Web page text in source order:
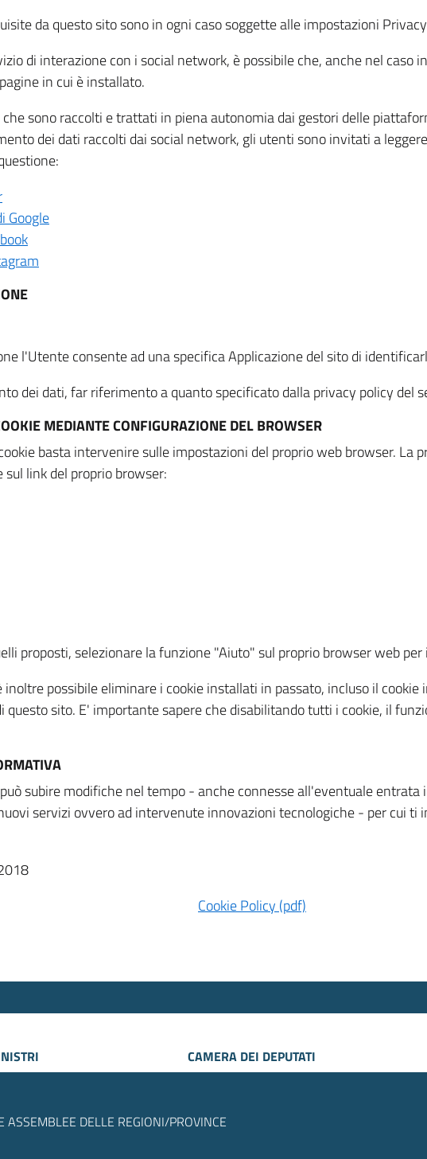
da questo sito sono in ogni caso soggette alle impostazioni
di interazione con i social network, è possibile che, anche nel caso
in cui è installato.
sono raccolti e trattati in piena autonomia dai gestori delle
dei dati raccolti dai social network, gli utenti sono invitati a
Google
l'Utente consente ad una specifica Applicazione del sito di
dei dati, far riferimento a quanto specificato dalla privacy policy del
MEDIANTE CONFIGURAZIONE DEL BROWSER
basta intervenire sulle impostazioni del proprio web browser. La
link del proprio browser:
proposti, selezionare la funzione "Aiuto" sul proprio browser web
possibile eliminare i cookie installati in passato, incluso il
questo sito. E' importante sapere che disabilitando tutti i cookie, il
subire modifiche nel tempo - anche connesse all'eventuale
servizi ovvero ad intervenute innovazioni tecnologiche - per cui
Cookie Policy (pdf)
CAMERA DEI DEPUTATI
ASSEMBLEE DELLE REGIONI/PROVINCE